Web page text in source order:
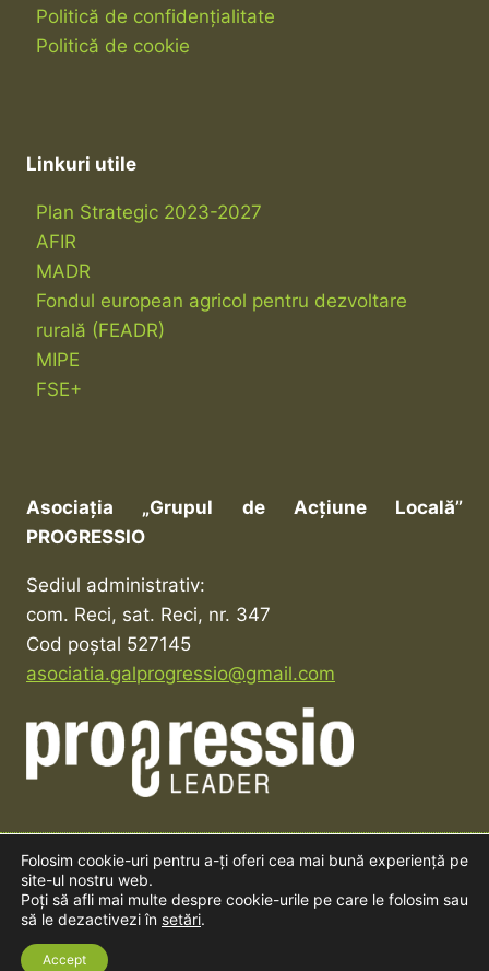
Politică de confidențialitate
Politică de cookie
Linkuri utile
Plan Strategic 2023-2027
AFIR
MADR
Fondul european agricol pentru dezvoltare
rurală (FEADR)
MIPE
FSE+
Asociația „Grupul de Acțiune Locală”
PROGRESSIO
Sediul administrativ:
com. Reci, sat. Reci, nr. 347
Cod poștal 527145
asociatia.galprogressio@gmail.com
© 2026 Asociația ”Grupul de Acțiune Locală”
Progressio - Creat și întreținut de
Folosim cookie-uri pentru a-ți oferi cea mai bună experiență pe
site-ul nostru web.
Poți să afli mai multe despre cookie-urile pe care le folosim sau
să le dezactivezi în setări.
Accept